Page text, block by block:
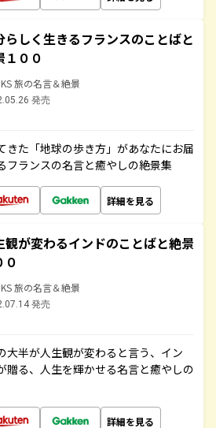
らしく生きるフランスのことばと
１００
旅の名言＆絶景
発売
きた「地球の歩き方」があなたにお届
フランスの名言と癒やしの絶景集
詳細を見る
観が変わるインドのことばと絶景
０
旅の名言＆絶景
発売
大半が人生観が変わると言う、イン
贈る、人生を輝かせる名言と癒やしの
詳細を見る